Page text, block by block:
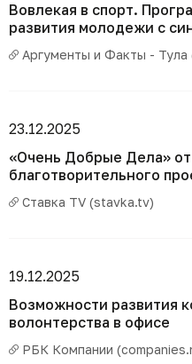
Вовлекая в спорт.
развития молодежи с
Аргументы и Факты - Тула
«Очень Добрые Дела»
благотворительного
Ставка TV (stavka.tv)
23.12.2025
Возможности развития
волонтерства в офисе
РБК Компании
19.12.2025